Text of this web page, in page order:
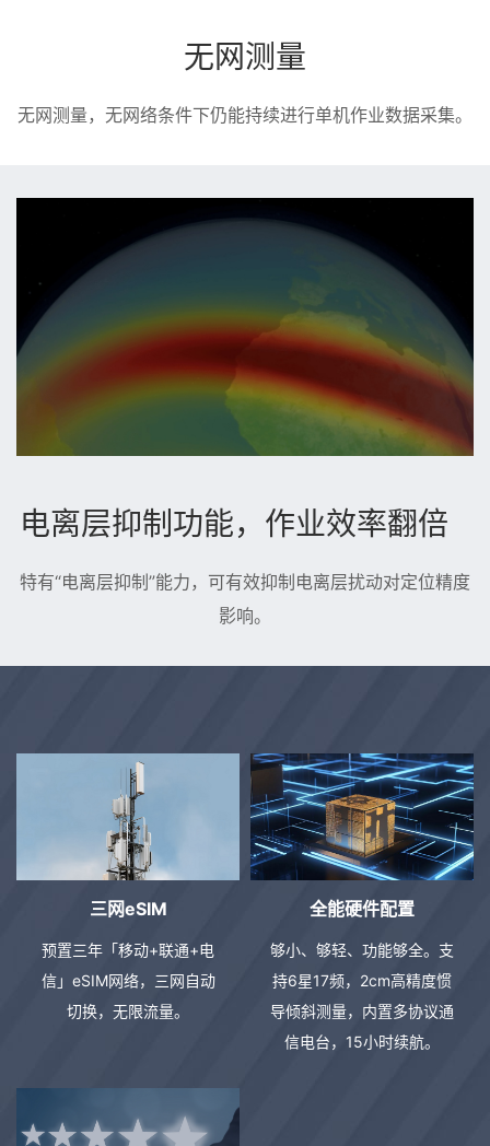
无网测量
无网测量，无网络条件下仍能持续进行单机作业数据采集。
电离层抑制功能，作业效率翻倍
特有“电离层抑制”能力，可有效抑制电离层扰动对定位精度
影响。
三网eSIM
预置三年「移动+联通+电
信」eSIM网络，三网自动
切换，无限流量。
全能硬件配置
够小、够轻、功能够全。支
持6星17频，2cm高精度惯
导倾斜测量，内置多协议通
信电台，15小时续航。